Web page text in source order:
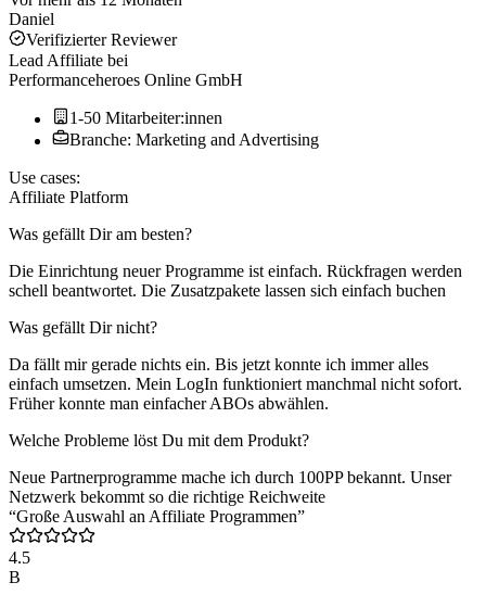
Daniel
Verifizierter Reviewer
Lead Affiliate bei
Performanceheroes Online GmbH
1-50 Mitarbeiter:innen
Branche: Marketing and Advertising
Use cases:
Affiliate Platform
Was gefällt Dir am besten?
Die Einrichtung neuer Programme ist einfach. Rückfragen werden
schell beantwortet. Die Zusatzpakete lassen sich einfach buchen
Was gefällt Dir nicht?
Da fällt mir gerade nichts ein. Bis jetzt konnte ich immer alles
einfach umsetzen. Mein LogIn funktioniert manchmal nicht sofort.
Früher konnte man einfacher ABOs abwählen.
Welche Probleme löst Du mit dem Produkt?
Neue Partnerprogramme mache ich durch 100PP bekannt. Unser
Netzwerk bekommt so die richtige Reichweite
“Große Auswahl an Affiliate Programmen”
4.5
B